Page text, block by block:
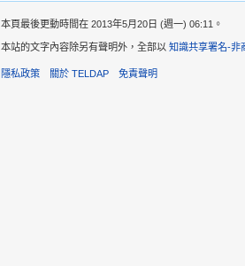
本頁最後更動時間在 2013年5月20日 (週一) 06:11。
本站的文字內容除另有聲明外，全部以 知識共享署名-非
隱私政策 關於 TELDAP 免責聲明